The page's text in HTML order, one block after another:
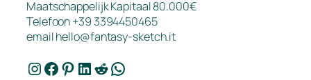
Maatschappelijk Kapitaal 80.000€
Telefoon +39 3394450465
emailhello@fantasy-sketch.it
Instagram Facebook Pinterest LinkedIn Reddit WhatsApp